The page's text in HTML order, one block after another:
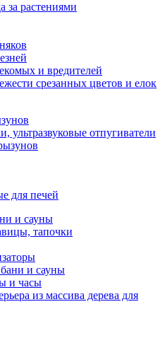
за растениями
и вредителей
срезанных цветов и елок
отпугиватели
для печей
и сауны
тапочки
и сауны
и часы
из массива дерева для